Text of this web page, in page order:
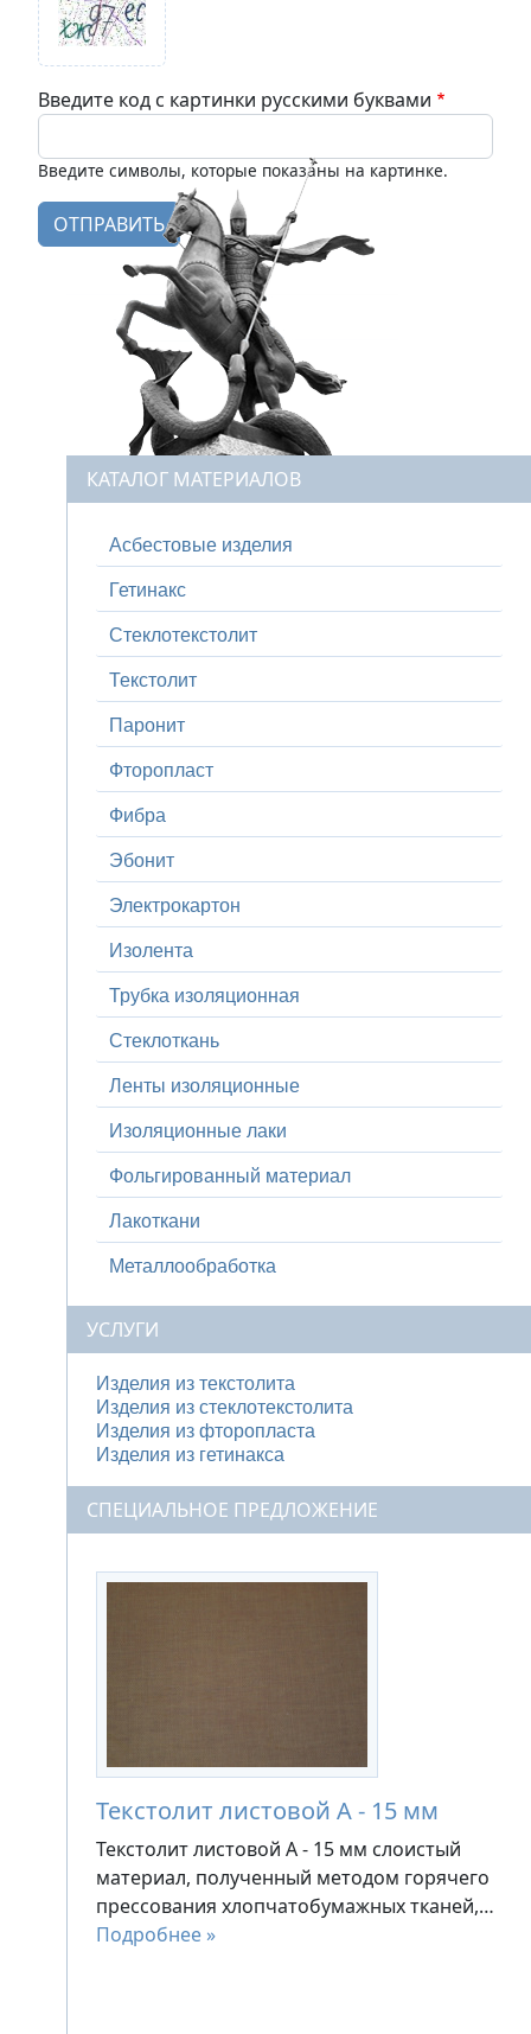
Введите код с картинки русскими буквами
Введите символы, которые показаны на картинке.
КАТАЛОГ МАТЕРИАЛОВ
Асбестовые изделия
Гетинакс
Стеклотекстолит
Текстолит
Паронит
Фторопласт
Фибра
Эбонит
Электрокартон
Изолента
Трубка изоляционная
Стеклоткань
Ленты изоляционные
Изоляционные лаки
Фольгированный материал
Лакоткани
Металлообработка
УСЛУГИ
Изделия из текстолита
Изделия из стеклотекстолита
Изделия из фторопласта
Изделия из гетинакса
СПЕЦИАЛЬНОЕ ПРЕДЛОЖЕНИЕ
Текстолит листовой А - 15 мм
Текстолит листовой А - 15 мм слоистый
материал, полученный методом горячего
прессования хлопчатобумажных тканей,…
Подробнее »